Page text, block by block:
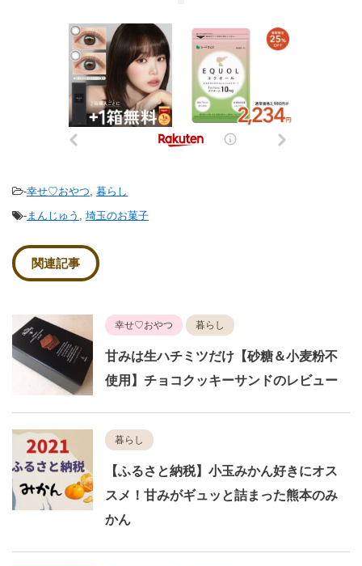
-幸せ♡おやつ, 暮らし
-まんじゅう , 埼玉のお菓子
関連記事
幸せ♡おやつ 暮らし
甘みは生ハチミツだけ【砂糖＆小麦粉不
使用】チョコクッキーサンドのレビュー
暮らし
【ふるさと納税】小玉みかん好きにオス
スメ！甘みがギュッと詰まった熊本のみ
かん